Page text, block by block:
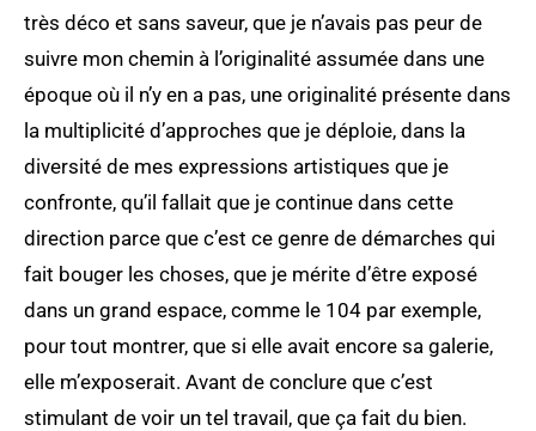
très déco et sans saveur, que je n’avais pas peur de
suivre mon chemin à l’originalité assumée dans une
époque où il n’y en a pas, une originalité présente dans
la multiplicité d’approches que je déploie, dans la
diversité de mes expressions artistiques que je
confronte, qu’il fallait que je continue dans cette
direction parce que c’est ce genre de démarches qui
fait bouger les choses, que je mérite d’être exposé
dans un grand espace, comme le 104 par exemple,
pour tout montrer, que si elle avait encore sa galerie,
elle m’exposerait. Avant de conclure que c’est
stimulant de voir un tel travail, que ça fait du bien.